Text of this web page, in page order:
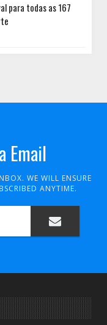
para todas as 167
Email
WE WILL ENSURE
ANYTIME.